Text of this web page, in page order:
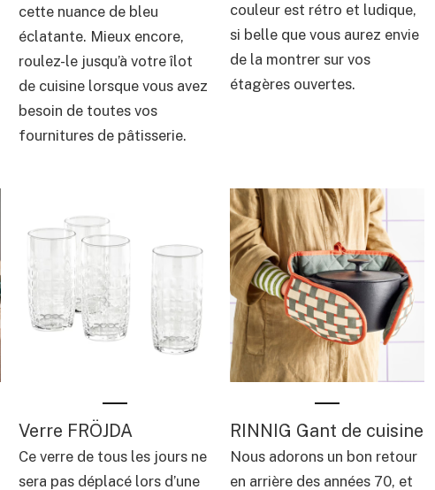
cette nuance de bleu
éclatante. Mieux encore,
roulez-le jusqu’à votre îlot
de cuisine lorsque vous avez
besoin de toutes vos
fournitures de pâtisserie.
couleur est rétro et ludique,
si belle que vous aurez envie
de la montrer sur vos
étagères ouvertes.
Verre FRÖJDA
Ce verre de tous les jours ne
sera pas déplacé lors d’une
RINNIG Gant de cuisine
Nous adorons un bon retour
en arrière des années 70, et